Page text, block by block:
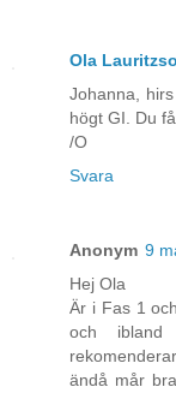
Ola
Johanna,
högt GI. Du
/O
Svara
Anonym 9
Hej Ola
Är i Fas 1
och
ändå mår